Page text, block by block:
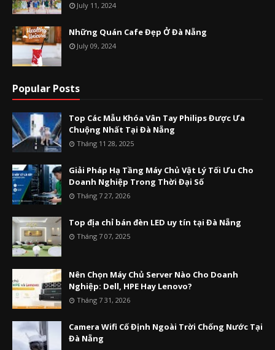
July 11, 2024
Những Quán Cafe Đẹp Ở Đà Nẵng
July 09, 2024
Popular Posts
Top Các Mẫu Khóa Vân Tay Philips Được Ưa
Chuộng Nhất Tại Đà Nẵng
Tháng 11 28, 2025
Giải Pháp Hạ Tầng Máy Chủ Vật Lý Tối Ưu Cho
Doanh Nghiệp Trong Thời Đại Số
Tháng 7 27, 2026
Top địa chỉ bán đèn LED uy tín tại Đà Nẵng
Tháng 7 07, 2025
Nên Chọn Máy Chủ Server Nào Cho Doanh
Nghiệp: Dell, HPE Hay Lenovo?
Tháng 7 31, 2026
Camera Wifi Cố Định Ngoài Trời Chống Nước Tại
Đà Nẵng